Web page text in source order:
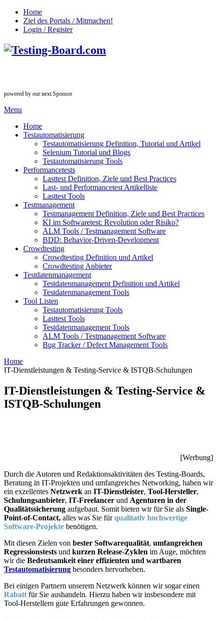
Home
Ziel des Portals / Mitmachen!
Login / Register
powered by our next Sponsor
Menu
Home
Testautomatisierung
Testautomatisierung Definition, Tutorial und Artikel
Selenium Tutorial und Blogs
Testautomatisierung Tools
Performancetests
Lasttest Definition, Ziele und Best Practices
Last- und Performancetest Artikelliste
Lasttest Tools
Testmanagement
Testmanagement Definition, Ziele und Best Practices
KI im Softwaretest: Revolution oder Risiko?
ALM Tools / Testmanagement Software
BDD: Behavior-Driven-Development
Crowdtesting
Crowdtesting Definition und Artikel
Crowdtesting Anbieter
Testdatenmanagement
Testdatenmanagement Definition und Artikel
Testdatenmanagement Tools
Tool Listen
Testautomatisierung Tools
Lasttest Tools
Testdatenmanagement Tools
ALM Tools / Testmanagement Software
Bug Tracker / Defect Management Tools
Home
IT-Dienstleistungen & Testing-Service & ISTQB-Schulungen
IT-Dienstleistungen & Testing-Service &
ISTQB-Schulungen
[Werbung]
Durch die Autoren und Redaktionsaktivitäten des Testing-Boards,
Beratung in IT-Projekten und umfangreiches Networking, haben wir
ein exzellentes Netzwerk an IT-Dienstleister, Tool-Hersteller,
Schulungsanbieter, IT-Freelancer und Agenturen in der
Qualitätssicherung aufgebaut. Somit bieten wir für Sie als Single-
Point-of-Contact, alles was Sie fürqualitativ hochwertige
Software-Projekte benötigen.
Mit diesen Zielen von bester Softwarequalität, umfangreichen
Regressionstests und kurzen Release-Zyklen im Auge, möchten
wir die Bedeutsamkeit einer effizienten und wartbaren
Testautomatisierung besonders hervorheben.
Bei einigen Partnern unserem Netzwerk können wir sogar einen
Rabatt für Sie aushandeln. Hierzu haben wir insbesondere mit
Tool-Herstellern gute Erfahrungen gewonnen.